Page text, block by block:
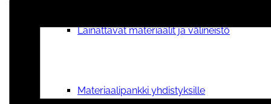
Lainattavat materiaalit ja välineistö
Materiaalipankki yhdistyksille